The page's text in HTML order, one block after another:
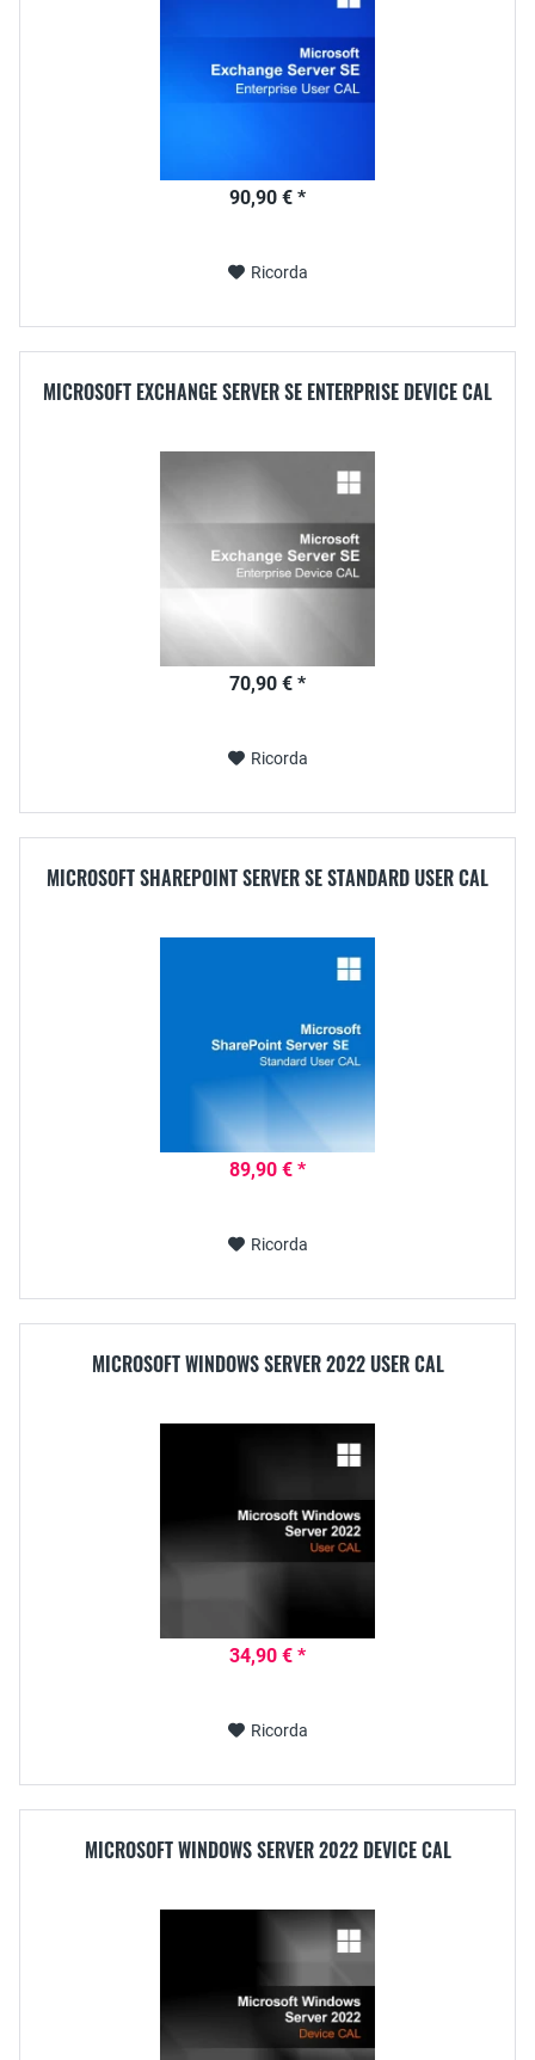
90,90 € *
Ricorda
MICROSOFT EXCHANGE SERVER SE ENTERPRISE DEVICE CAL
70,90 € *
Ricorda
MICROSOFT SHAREPOINT SERVER SE STANDARD USER CAL
89,90 € *
Ricorda
MICROSOFT WINDOWS SERVER 2022 USER CAL
34,90 € *
Ricorda
MICROSOFT WINDOWS SERVER 2022 DEVICE CAL